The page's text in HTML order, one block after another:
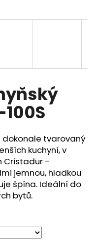
dokonale tvarovaný
kuchyní, v
Cristadur -
jemnou, hladkou
špína. Ideální do
bytů.